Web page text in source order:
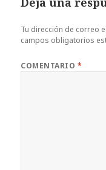
Tu dirección de correo
campos obligatorios
COMENTARIO *